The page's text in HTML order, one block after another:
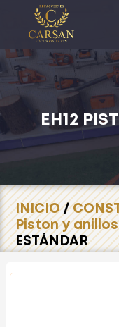
EH12
INICIO/
Piston y anillos
ESTÁNDAR